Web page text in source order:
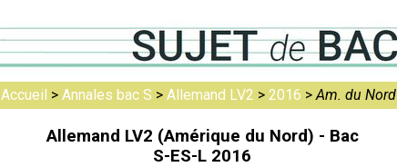
Accueil > Annales bac S > Allemand LV2 > 2016 >Am. du Nord
Allemand LV2 (Amérique du Nord) - Bac
S-ES-L 2016